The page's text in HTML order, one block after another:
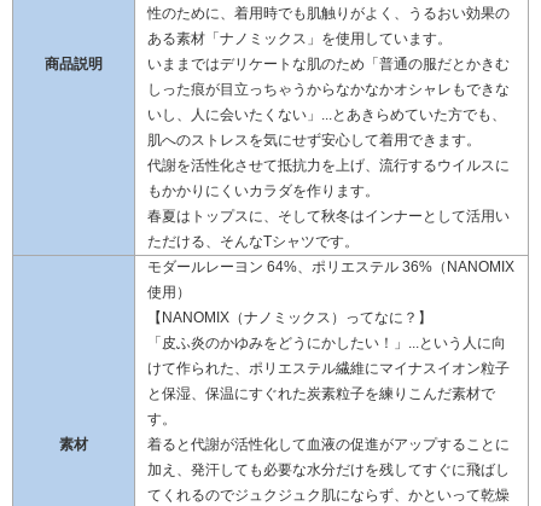
商品説明
性のために、着用時でも肌触りがよく、うるおい効果の
ある素材「ナノミックス」を使用しています。
いままではデリケートな肌のため「普通の服だとかきむ
しった痕が目立っちゃうからなかなかオシャレもできな
いし、人に会いたくない」...とあきらめていた方でも、
肌へのストレスを気にせず安心して着用できます。
代謝を活性化させて抵抗力を上げ、流行するウイルスに
もかかりにくいカラダを作ります。
春夏はトップスに、そして秋冬はインナーとして活用い
ただける、そんなTシャツです。
素材
モダールレーヨン 64%、ポリエステル 36%（NANOMIX
使用）
【NANOMIX（ナノミックス）ってなに？】
「皮ふ炎のかゆみをどうにかしたい！」...という人に向
けて作られた、ポリエステル繊維にマイナスイオン粒子
と保湿、保温にすぐれた炭素粒子を練りこんだ素材で
す。
着ると代謝が活性化して血液の促進がアップすることに
加え、発汗しても必要な水分だけを残してすぐに飛ばし
てくれるのでジュクジュク肌にならず、かといって乾燥